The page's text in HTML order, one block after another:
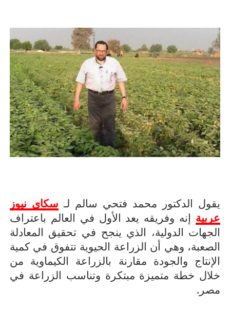
يقول الدكتور محمد فتحي سالم لـ سكاي نيوز
عربية إنه وفريقه يعد الأول في العالم باعتراف
الجهات الدولية، الذي ينجح في تحقيق المعادلة
الصعبة، وهي أن الزراعة الحيوية تتفوق في كمية
الإنتاج والجودة مقارنة بالزراعة الكيماوية من
خلال خطة متميزة مبتكرة وتناسب الزراعة في
مصر.